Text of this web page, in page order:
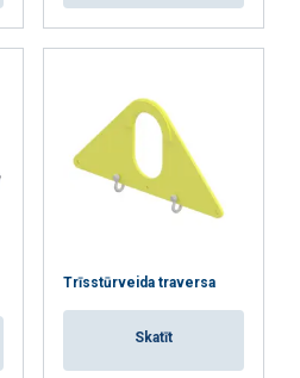
Trīsstūrveida traversa
Skatīt